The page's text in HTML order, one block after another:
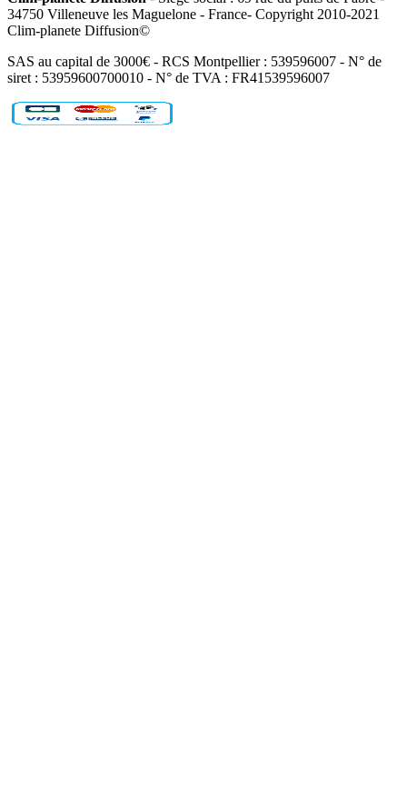
34750 Villeneuve les Maguelone - France- Copyright 2010-2021
Clim-planete Diffusion©
SAS au capital de 3000€ - RCS Montpellier : 539596007 - N° de
siret : 53959600700010 - N° de TVA : FR41539596007